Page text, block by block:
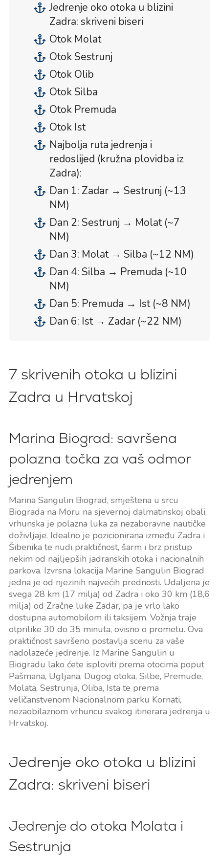
Jedrenje oko otoka u blizini
Zadra: skriveni biseri
Otok Molat
Otok Sestrunj
Otok Olib
Otok Silba
Otok Premuda
Otok Ist
Najbolja ruta jedrenja i
redoslijed (kružna plovidba iz
Zadra):
Dan 1: Zadar → Sestrunj (~13
NM)
Dan 2: Sestrunj → Molat (~7
NM)
Dan 3: Molat → Silba (~12 NM)
Dan 4: Silba → Premuda (~10
NM)
Dan 5: Premuda → Ist (~8 NM)
Dan 6: Ist → Zadar (~22 NM)
7 skrivenih otoka u blizini
Zadra u Hrvatskoj
Marina Biograd: savršena
polazna točka za vaš odmor
jedrenjem
Marina Sangulin Biograd, smještena u srcu
Biograda na Moru na sjevernoj dalmatinskoj obali,
vrhunska je polazna luka za nezaboravne nautičke
doživljaje. Idealno je pozicionirana između Zadra i
Šibenika te nudi praktičnost, šarm i brz pristup
nekim od najljepših jadranskih otoka i nacionalnih
parkova. Izvrsna lokacija Marine Sangulin Biograd
jedna je od njezinih najvećih prednosti. Udaljena je
svega 28 km (17 milja) od Zadra i oko 30 km (18,6
milja) od Zračne luke Zadar, pa je vrlo lako
dostupna automobilom ili taksijem. Vožnja traje
otprilike 30 do 35 minuta, ovisno o prometu. Ova
praktičnost savršeno postavlja scenu za vaše
nadolazeće jedrenje. Iz Marine Sangulin u
Biogradu lako ćete isploviti prema otocima poput
Pašmana, Ugljana, Dugog otoka, Silbe, Premude,
Molata, Sestrunja, Oliba, Ista te prema
veličanstvenom Nacionalnom parku Kornati,
nezaobilaznom vrhuncu svakog itinerara jedrenja u
Hrvatskoj.
Jedrenje oko otoka u blizini
Zadra: skriveni biseri
Jedrenje do otoka Molata i
Sestrunja